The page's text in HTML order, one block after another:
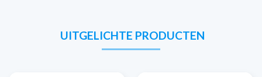
UITGELICHTE PRODUCTEN